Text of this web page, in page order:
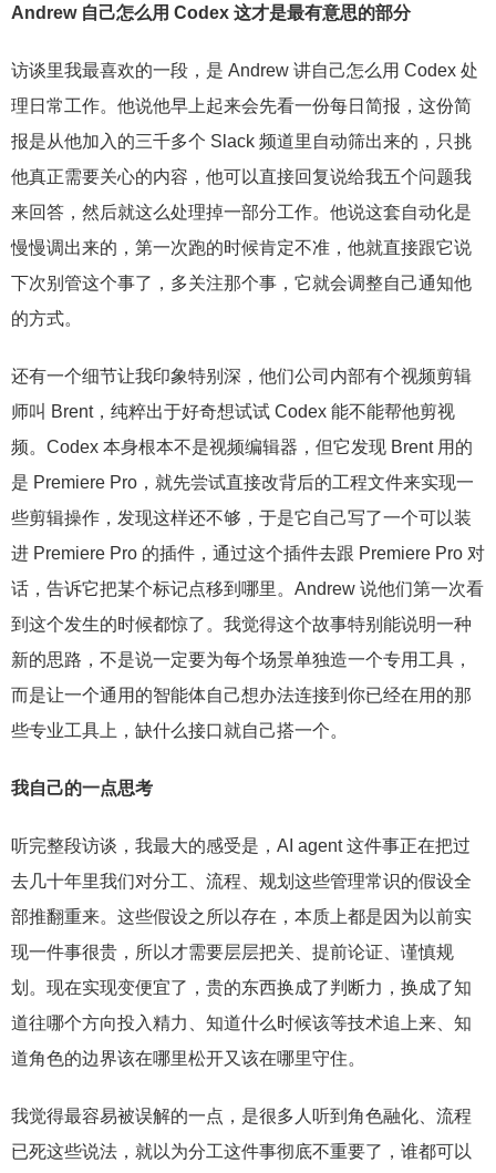
Andrew 自己怎么用 Codex 这才是最有意思的部分
访谈里我最喜欢的一段，是 Andrew 讲自己怎么用 Codex 处
理日常工作。他说他早上起来会先看一份每日简报，这份简
报是从他加入的三千多个 Slack 频道里自动筛出来的，只挑
他真正需要关心的内容，他可以直接回复说给我五个问题我
来回答，然后就这么处理掉一部分工作。他说这套自动化是
慢慢调出来的，第一次跑的时候肯定不准，他就直接跟它说
下次别管这个事了，多关注那个事，它就会调整自己通知他
的方式。
还有一个细节让我印象特别深，他们公司内部有个视频剪辑
师叫 Brent，纯粹出于好奇想试试 Codex 能不能帮他剪视
频。Codex 本身根本不是视频编辑器，但它发现 Brent 用的
是 Premiere Pro，就先尝试直接改背后的工程文件来实现一
些剪辑操作，发现这样还不够，于是它自己写了一个可以装
进 Premiere Pro 的插件，通过这个插件去跟 Premiere Pro 对
话，告诉它把某个标记点移到哪里。Andrew 说他们第一次看
到这个发生的时候都惊了。我觉得这个故事特别能说明一种
新的思路，不是说一定要为每个场景单独造一个专用工具，
而是让一个通用的智能体自己想办法连接到你已经在用的那
些专业工具上，缺什么接口就自己搭一个。
我自己的一点思考
听完整段访谈，我最大的感受是，AI agent 这件事正在把过
去几十年里我们对分工、流程、规划这些管理常识的假设全
部推翻重来。这些假设之所以存在，本质上都是因为以前实
现一件事很贵，所以才需要层层把关、提前论证、谨慎规
划。现在实现变便宜了，贵的东西换成了判断力，换成了知
道往哪个方向投入精力、知道什么时候该等技术追上来、知
道角色的边界该在哪里松开又该在哪里守住。
我觉得最容易被误解的一点，是很多人听到角色融化、流程
已死这些说法，就以为分工这件事彻底不重要了，谁都可以